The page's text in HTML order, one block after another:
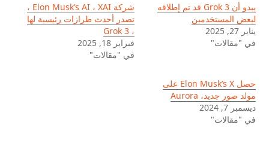
يبدو أن Grok 3 قد تم إطلاقه
لبعض المستخدمين
يناير 27, 2025
في "مقالات"
شركة Elon Musk’s AI ، XAI ،
تصدر أحدث طرازات رئيسية لها
، Grok 3
فبراير 18, 2025
في "مقالات"
حصل Elon Musk’s X على
مولد صور جديد، Aurora
ديسمبر 7, 2024
في "مقالات"